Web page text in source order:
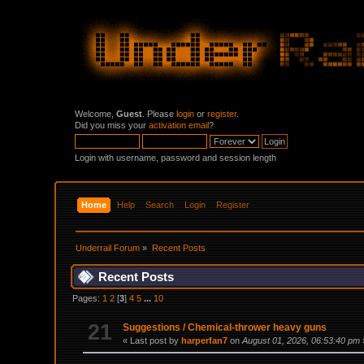
Welcome,Guest . Pleaselogin orregister.
Did you miss youractivation email?
Login with username, password and session length
Home Help Search Login Register
Underrail Forum » Recent Posts
Recent Posts
Pages: 1 2 [3]4 5 ... 10
21 Suggestions /Chemical-thrower heavy guns
« Last post by harperfan7 on August 01, 2026, 06:53:40 pm